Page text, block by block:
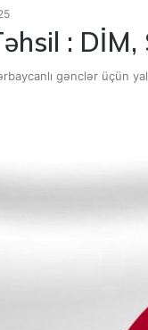
:
gənclər üçün